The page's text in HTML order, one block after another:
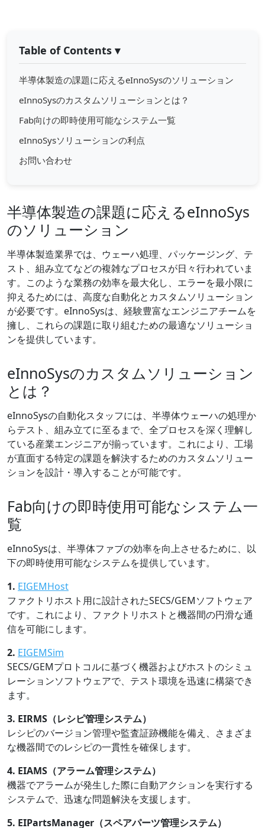
Table of Contents ▾
半導体製造の課題に応えるeInnoSysのソリューション
eInnoSysのカスタムソリューションとは？
Fab向けの即時使用可能なシステム一覧
eInnoSysソリューションの利点
お問い合わせ
半導体製造の課題に応えるeInnoSys
のソリューション
半導体製造業界では、ウェーハ処理、パッケージング、テ
スト、組み立てなどの複雑なプロセスが日々行われていま
す。このような業務の効率を最大化し、エラーを最小限に
抑えるためには、高度な自動化とカスタムソリューション
が必要です。eInnoSysは、経験豊富なエンジニアチームを
擁し、これらの課題に取り組むための最適なソリューショ
ンを提供しています。
eInnoSysのカスタムソリューション
とは？
eInnoSysの自動化スタッフには、半導体ウェーハの処理か
らテスト、組み立てに至るまで、全プロセスを深く理解し
ている産業エンジニアが揃っています。これにより、工場
が直面する特定の課題を解決するためのカスタムソリュー
ションを設計・導入することが可能です。
Fab向けの即時使用可能なシステム一
覧
eInnoSysは、半導体ファブの効率を向上させるために、以
下の即時使用可能なシステムを提供しています。
1. EIGEMHost
ファクトリホスト用に設計されたSECS/GEMソフトウェア
です。これにより、ファクトリホストと機器間の円滑な通
信を可能にします。
2. EIGEMSim
SECS/GEMプロトコルに基づく機器およびホストのシミュ
レーションソフトウェアで、テスト環境を迅速に構築でき
ます。
3. EIRMS（レシピ管理システム）
レシピのバージョン管理や監査証跡機能を備え、さまざま
な機器間でのレシピの一貫性を確保します。
4. EIAMS（アラーム管理システム）
機器でアラームが発生した際に自動アクションを実行する
システムで、迅速な問題解決を支援します。
5. EIPartsManager（スペアパーツ管理システム）